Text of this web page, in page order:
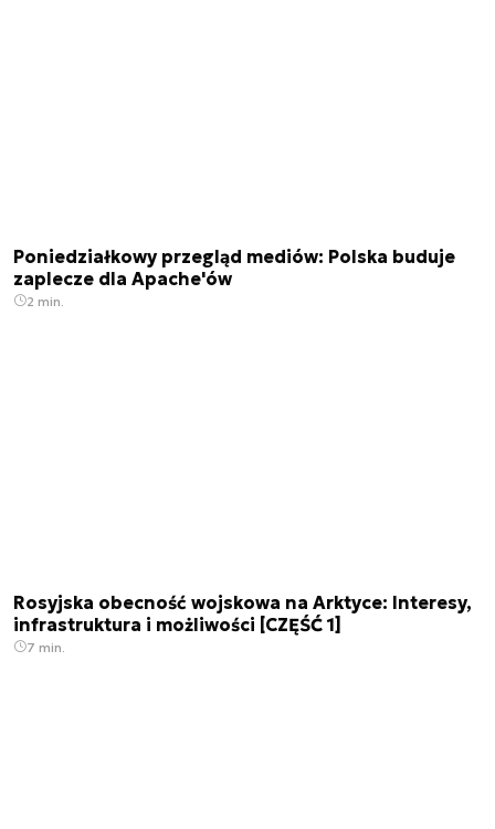
Poniedziałkowy przegląd mediów: Polska buduje
zaplecze dla Apache'ów
2 min.
Rosyjska obecność wojskowa na Arktyce: Interesy,
infrastruktura i możliwości [CZĘŚĆ 1]
7 min.